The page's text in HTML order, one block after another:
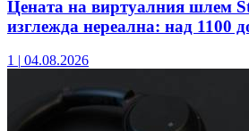
Цената на виртуалния шлем
изглежда нереална: над 1100
1 | 04.08.2026